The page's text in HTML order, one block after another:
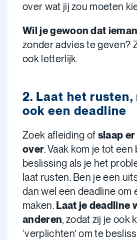
over wat jij zou moeten
Wil je gewoon dat
zonder advies te geven?
ook letterlijk.
2. Laat het rusten,
ook een deadline
Zoek afleiding of slaap
over. Vaak kom je tot
beslissing als je het
laat rusten. Ben je een
dan wel een deadline om
maken. Laat je deadline
anderen, zodat zij je ook
‘verplichten’ om te